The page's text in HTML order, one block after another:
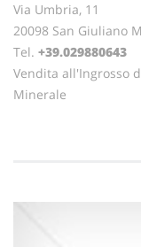
Via Umbria, 11
20098 San Giuliano
Tel. +39.029880643
Vendita all'Ingrosso
Minerale